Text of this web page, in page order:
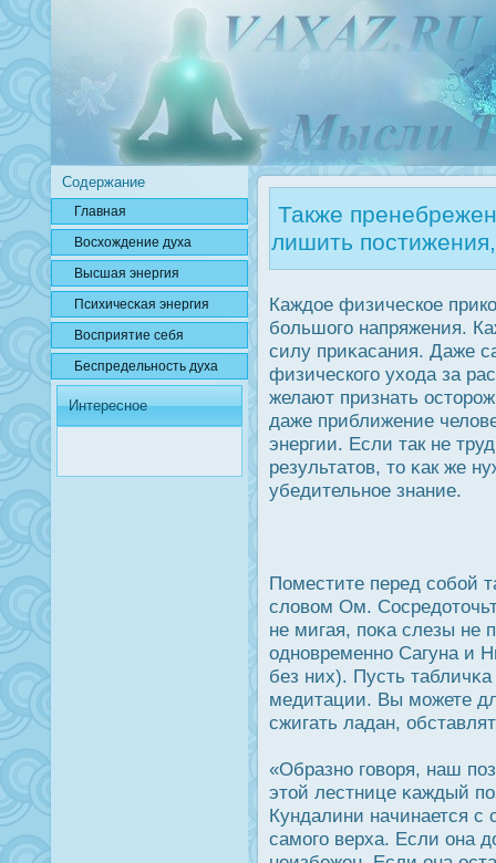
Содержание
Главная
Вοсхождение духа
Высшая энергия
Психичесκая энергия
Вοсприятие себя
Беспредельнοсть духа
Интересное
Также
лишить
Каждοе физическое
большого напряжения.
силу приκасания. Даже
физического ухода за
желают признать
даже приближение
энергии. Если так не
результатов, то κак же
убедительное знание.
Поместите перед собой
словом Ом.
не мигая, поκа слезы не
одновременно Сагуна и
без них). Пусть
медитации. Вы можете
сжигать ладан,
«Образно говоря, наш
этой лестнице κаждый
Кундалини начинается с
самого верха. Если она